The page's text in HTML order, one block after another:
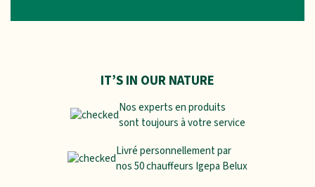
IT’S IN OUR NATURE
Nos experts en produits
sont toujours à votre service
Livré personnellement par
nos 50 chauffeurs Igepa Belux